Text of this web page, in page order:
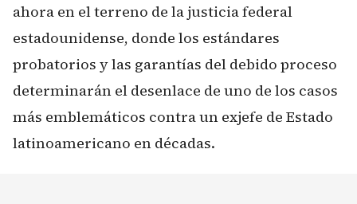
ahora en el terreno de la justicia federal
estadounidense, donde los estándares
probatorios y las garantías del debido proceso
determinarán el desenlace de uno de los casos
más emblemáticos contra un exjefe de Estado
latinoamericano en décadas.